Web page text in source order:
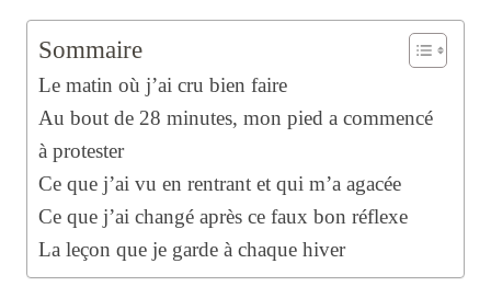
Sommaire
Le matin où j’ai cru bien faire
Au bout de 28 minutes, mon pied a commencé
à protester
Ce que j’ai vu en rentrant et qui m’a agacée
Ce que j’ai changé après ce faux bon réflexe
La leçon que je garde à chaque hiver